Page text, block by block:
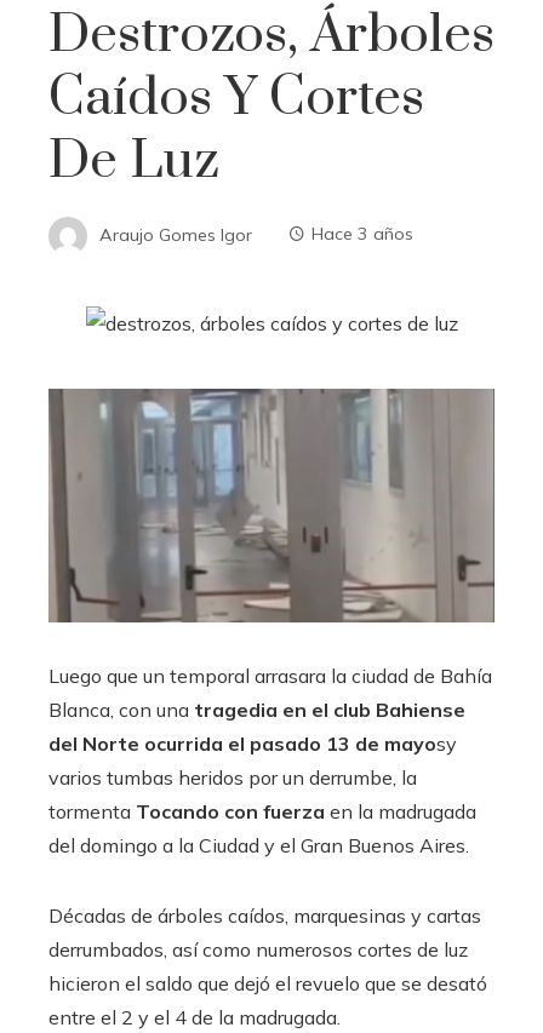
Destrozos, Árboles
Caídos Y Cortes
De Luz
Araujo Gomes Igor Hace 3 años
Luego que un temporal arrasara la ciudad de Bahía
Blanca, con una tragedia en el club Bahiense
del Norte ocurrida el pasado 13 de mayosy
varios tumbas heridos por un derrumbe, la
tormenta Tocando con fuerza en la madrugada
del domingo a la Ciudad y el Gran Buenos Aires.
Décadas de árboles caídos, marquesinas y cartas
derrumbados, así como numerosos cortes de luz
hicieron el saldo que dejó el revuelo que se desató
entre el 2 y el 4 de la madrugada.